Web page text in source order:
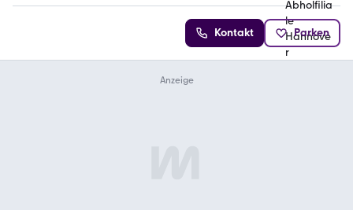
Kontakt Parken